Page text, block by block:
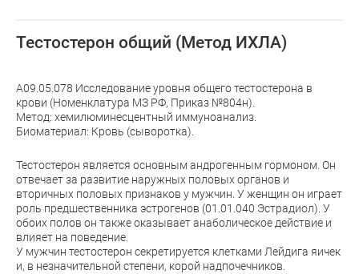
Тестостерон общий (Метод ИХЛА)
A09.05.078 Исследование уровня общего тестостерона в
крови (Номенклатура МЗ РФ, Приказ №804н).
Метод: хемилюминесцентный иммуноанализ.
Биоматериал: Кровь (сыворотка).
Тестостерон является основным андрогенным гормоном. Он
отвечает за развитие наружных половых органов и
вторичных половых признаков у мужчин. У женщин он играет
роль предшественника эстрогенов (01.01.040 Эстрадиол). У
обоих полов он также оказывает анаболическое действие и
влияет на поведение.
У мужчин тестостерон секретируется клетками Лейдига яичек
и, в незначительной степени, корой надпочечников.